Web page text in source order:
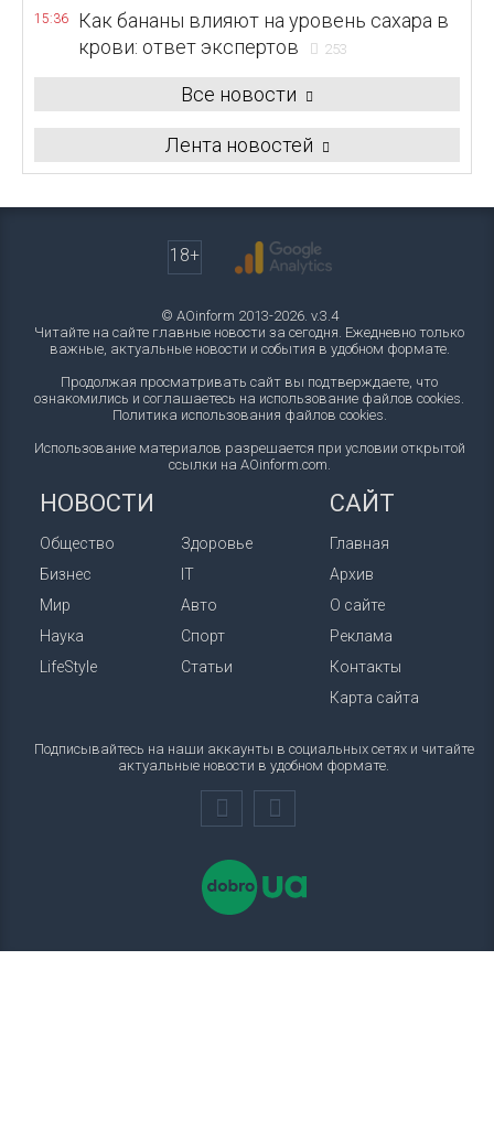
15:36
Как бананы влияют на уровень сахара в
крови: ответ экспертов
253
Все новости
Лента новостей
18+
© AOinform 2013-2026. v.3.4
Читайте на сайте главные новости за сегодня. Ежедневно только
важные, актуальные новости и события в удобном формате.
Продолжая просматривать сайт вы подтверждаете, что
ознакомились и соглашаетесь на использование файлов cookies.
Политика использования файлов cookies.
Использование материалов разрешается при условии открытой
ссылки на AOinform.com.
НОВОСТИ
Общество
Бизнес
Мир
Наука
LifeStyle
Здоровье
IT
Авто
Спорт
Статьи
САЙТ
Главная
Архив
О сайте
Реклама
Контакты
Карта сайта
Подписывайтесь на наши аккаунты в социальных сетях и читайте
актуальные новости в удобном формате.